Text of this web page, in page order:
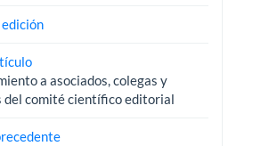
a asociados, colegas y
del comité científico editorial